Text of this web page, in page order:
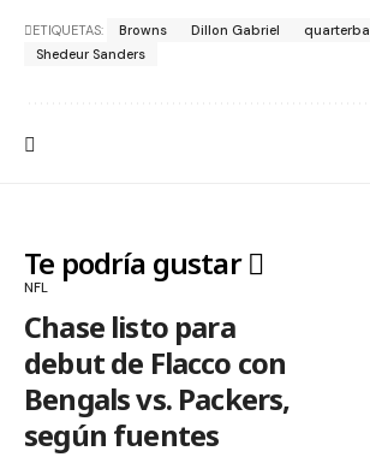
ETIQUETAS: Browns Dillon Gabriel
Shedeur Sanders
Te podría gustar
NFL
Chase listo para
debut de Flacco con
Bengals vs. Packers,
según fuentes